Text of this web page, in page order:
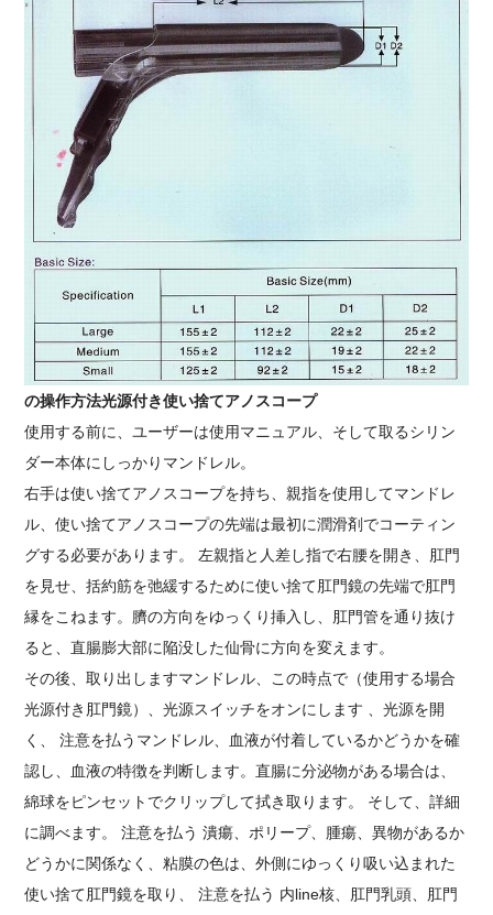
の操作方法光源付き使い捨てアノスコープ
使用する前に、ユーザーは使用マニュアル、そして取るシリン
ダー本体にしっかりマンドレル。
右手は使い捨てアノスコープを持ち、親指を使用してマンドレ
ル、使い捨てアノスコープの先端は最初に潤滑剤でコーティン
グする必要があります。
左親指と人差し指で右腰を開き、肛門
を見せ、括約筋を弛緩するために使い捨て肛門鏡の先端で肛門
縁をこねます。臍の方向をゆっくり挿入し、肛門管を通り抜け
ると、直腸膨大部に陥没した仙骨に方向を変えます。
その後、取り出しますマンドレル、この時点で（使用する場合
光源付き肛門鏡）、光源スイッチをオンにします 、光源を開
く 、 注意を払う マンドレル、 血液が付着しているかどうかを確
認し、血液の特徴を判断します。直腸に分泌物がある場合は、
綿球をピンセットでクリップして拭き取ります。
そして、詳細
に調べます。
注意を払う 潰瘍、ポリープ、腫瘍、異物があるか
どうかに関係なく、粘膜の色は、外側にゆっくり吸い込まれた
使い捨て肛門鏡を取り、
注意を払う 内line核、肛門乳頭、肛門